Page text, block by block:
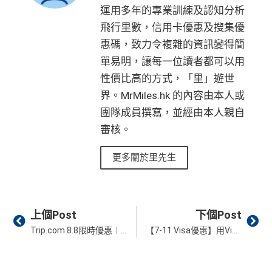
運用多年的專業訓練及認知分析
飛行里數，信用卡優惠及搜集優
惠碼，致力令複雜的資訊變得簡
單易明，讓每一位讀者都可以用
性價比高的方式，「里」遊世
界。MrMiles.hk 的內容由本人或
團隊成員撰寫，並經由本人親自
審核。
更多關於里先生
Prev
上個Post
Trip.com 8.8限時優惠︱ Citi Mastercard訂機票酒店減最高HK$888！來回機票低至HK$388！酒店低至HK$88！仲有HK$1買HK$65高鐵券包！
下個Post
【7-11 Visa優惠】用Visa信用卡到7-Eleven消費滿$50即享$8現金回贈！每月最多享3次回贈！